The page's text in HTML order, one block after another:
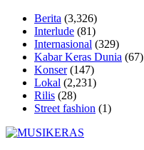
Berita (3,326)
Interlude (81)
Internasional (329)
Kabar Keras Dunia (67)
Konser(147)
Lokal (2,231)
Rilis (28)
Street fashion (1)